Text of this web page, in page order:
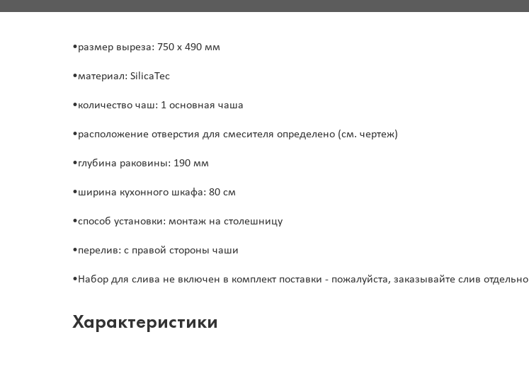
•размер выреза: 750 x 490 мм
•материал: SilicaTec
•количество чаш: 1 основная чаша
•расположение отверстия для смесителя определено (см. чертеж)
•глубина раковины: 190 мм
•ширина кухонного шкафа: 80 см
•способ установки: монтаж на столешницу
•перелив: с правой стороны чаши
•Набор для слива не включен в комплект поставки - пожалуйста, заказывайте слив отдельно
Характеристики